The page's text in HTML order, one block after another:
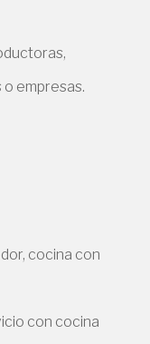
empresas.
cocina con
con cocina